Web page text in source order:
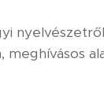
meghívásos